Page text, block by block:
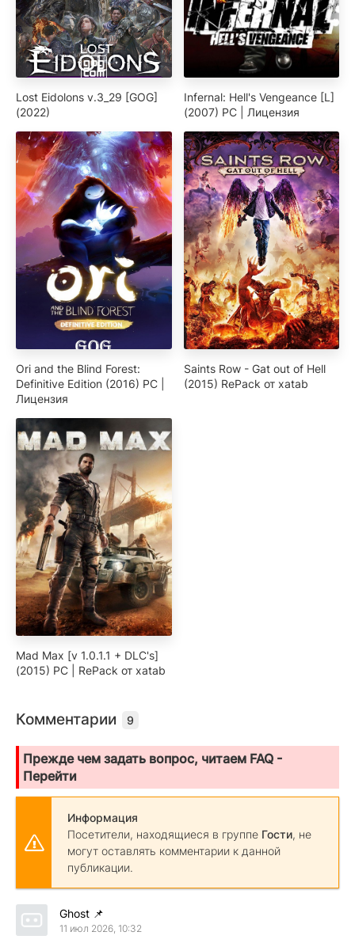
Lost Eidolons v.3_29 [GOG]
(2022)
Infernal: Hell's Vengeance [L]
(2007) PC | Лицензия
Ori and the Blind Forest:
Definitive Edition (2016) PC |
Лицензия
Saints Row - Gat out of Hell
(2015) RePack от xatab
Mad Max [v 1.0.1.1 + DLC's]
(2015) PC | RePack от xatab
Комментарии 9
Прежде чем задать вопрос, читаем FAQ -
Перейти
Информация
Посетители, находящиеся в группе Гости, не
могут оставлять комментарии к данной
публикации.
Ghost 📌
11 июл 2026, 10:32